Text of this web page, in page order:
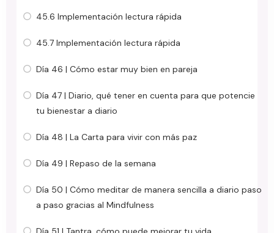
45.6 Implementación lectura rápida
45.7 Implementación lectura rápida
Día 46 | Cómo estar muy bien en pareja
Día 47 | Diario, qué tener en cuenta para que potencie
tu bienestar a diario
Día 48 | La Carta para vivir con más paz
Día 49 | Repaso de la semana
Día 50 | Cómo meditar de manera sencilla a diario paso
a paso gracias al Mindfulness